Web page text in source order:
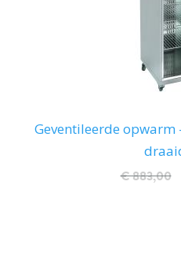
Geventileerde opwarm
€ 883,00